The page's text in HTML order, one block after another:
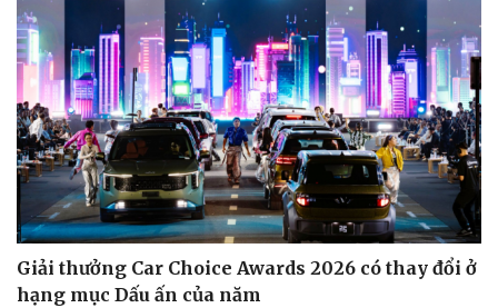
Văn hóa
Sân khấu - Điện ảnh
Văn học
Di sản
Giải trí
Nghệ sĩ
Thời trang
Giải thưởng Car Choice Awards 2026 có thay đổi ở
hạng mục Dấu ấn của năm